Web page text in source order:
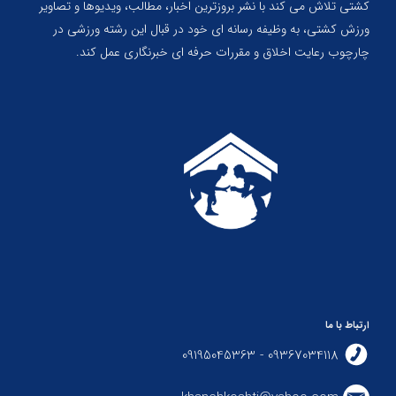
کشتی تلاش می کند با نشر بروزترین اخبار، مطالب، ویدیوها و تصاویر
ورزش کشتی، به وظیفه رسانه ای خود در قبال این رشته ورزشی در
چارچوب رعایت اخلاق و مقررات حرفه ای خبرنگاری عمل کند.
ارتباط با ما
09367034118 - 09195045363